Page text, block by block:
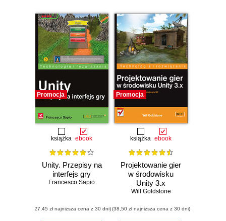
Promocja
książka ebook
Unity. Przepisy na
interfejs gry
Francesco Sapio
(27,45 zł najniższa cena z 30 dni)
Promocja
książka ebook
Projektowanie gier
w środowisku
Unity 3.x
Will Goldstone
(38,50 zł najniższa cena z 30 dni)